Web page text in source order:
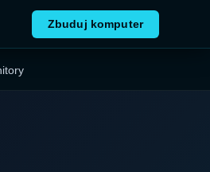
Zbuduj komputer